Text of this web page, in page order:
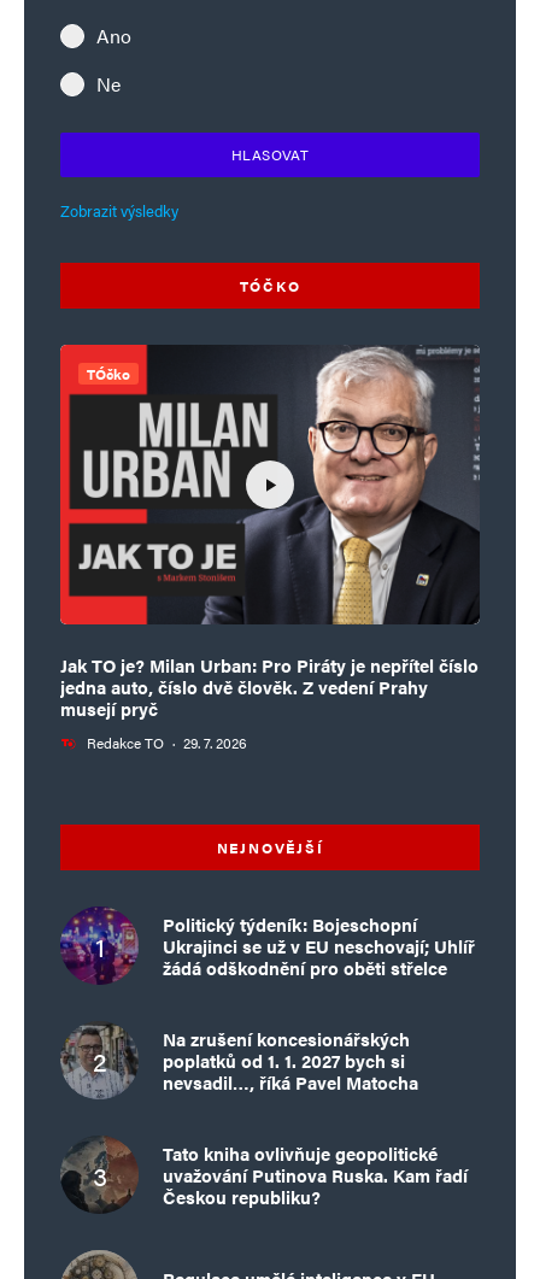
Ano
Ne
HLASOVAT
Zobrazit výsledky
TÓČKO
TÓčko
Jak TO je? Milan Urban: Pro Piráty je nepřítel číslo
jedna auto, číslo dvě člověk. Z vedení Prahy
musejí pryč
Redakce TO · 29. 7. 2026
NEJNOVĚJŠÍ
Politický týdeník: Bojeschopní
Ukrajinci se už v EU neschovají; Uhlíř
žádá odškodnění pro oběti střelce
Na zrušení koncesionářských
poplatků od 1. 1. 2027 bych si
nevsadil…, říká Pavel Matocha
Tato kniha ovlivňuje geopolitické
uvažování Putinova Ruska. Kam řadí
Českou republiku?